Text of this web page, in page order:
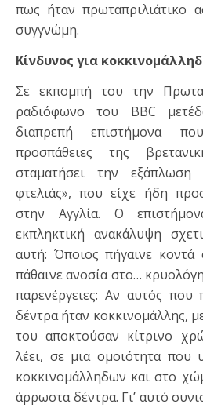
πως ήταν πρωταπριλιάτικο
συγγνώμη.
Κίνδυνος για
Σε εκπομπή του την
ραδιόφωνο του BBC
διαπρεπή επιστήμονα
προσπάθειες της
σταματήσει την εξάπλωση
φτελιάς», που είχε ήδη
στην Αγγλία. Ο
εκπληκτική ανακάλυψη
αυτή: Όποιος πήγαινε
πάθαινε ανοσία στο…
παρενέργειες: Αν αυτός που
δέντρα ήταν κοκκινομάλλης,
του αποκτούσαν κίτρινο
λέει, σε μια ομοιότητα που
κοκκινομάλληδων και στο
άρρωστα δέντρα. Γι’ αυτό